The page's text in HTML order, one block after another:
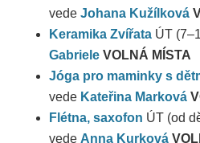
vede Johana Kužílková
Keramika ZvířataÚT
Gabriele VOLNÁ MÍSTA
Jóga pro maminky s
vede Kateřina Marková
Flétna, saxofon ÚT (od
vede Anna Kurková